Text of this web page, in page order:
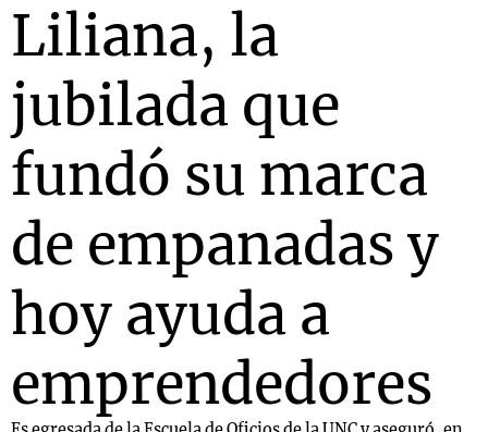
Liliana, la
jubilada que
fundó su marca
de empanadas y
hoy ayuda a
emprendedores